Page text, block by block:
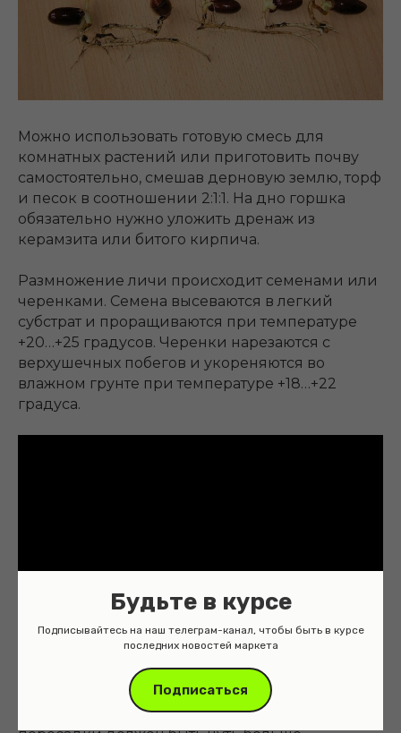
Будьте в курсе
Подписывайтесь на наш телеграм-канал, чтобы быть в курсе
последних новостей маркета
Подписаться
Можно использовать готовую смесь для
комнатных растений или приготовить почву
самостоятельно, смешав дерновую землю, торф
и песок в соотношении 2:1:1. На дно горшка
обязательно нужно уложить дренаж из
керамзита или битого кирпича.
Размножение личи происходит семенами или
черенками. Семена высеваются в легкий
субстрат и проращиваются при температуре
+20…+25 градусов. Черенки нарезаются с
верхушечных побегов и укореняются во
влажном грунте при температуре +18…+22
градуса.
Пересадка личи производится по мере роста
растения, обычно раз в год. Горшок для